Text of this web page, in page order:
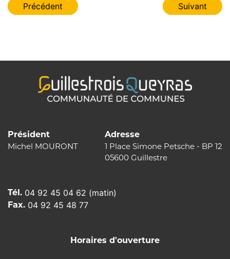
Navigation
Précédent Suivant
Président
Michel MOURONT
Adresse
1 Place Simone Petsche - BP 12
05600 Guillestre
Tél. 04 92 45 04 62 (matin)
Fax. 04 92 45 48 77
Horaires d'ouverture